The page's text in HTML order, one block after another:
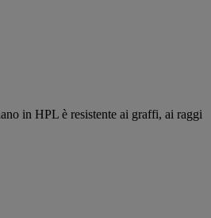
in HPL è resistente ai graffi, ai raggi